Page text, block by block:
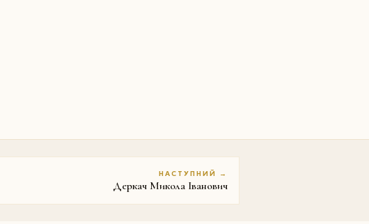
НАСТУПНИЙ →
Деркач Микола Іванович